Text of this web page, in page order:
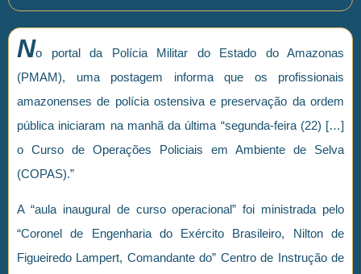
No portal da Polícia Militar do Estado do Amazonas
(PMAM), uma postagem informa que os profissionais
amazonenses de polícia ostensiva e preservação da ordem
pública iniciaram na manhã da última “segunda-feira (22) […]
o Curso de Operações Policiais em Ambiente de Selva
(COPAS).”
A “aula inaugural de curso operacional” foi ministrada pelo
“Coronel de Engenharia do Exército Brasileiro, Nilton de
Figueiredo Lampert, Comandante do” Centro de Instrução de